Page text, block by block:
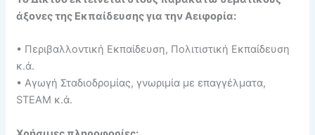
άξονες της Εκπαίδευσης για την Αειφορία:
• Περιβαλλοντική Εκπαίδευση, Πολιτιστική Εκπαίδευση
κ.ά.
• Αγωγή Σταδιοδρομίας, γνωριμία με επαγγέλματα,
STEAM κ.ά.